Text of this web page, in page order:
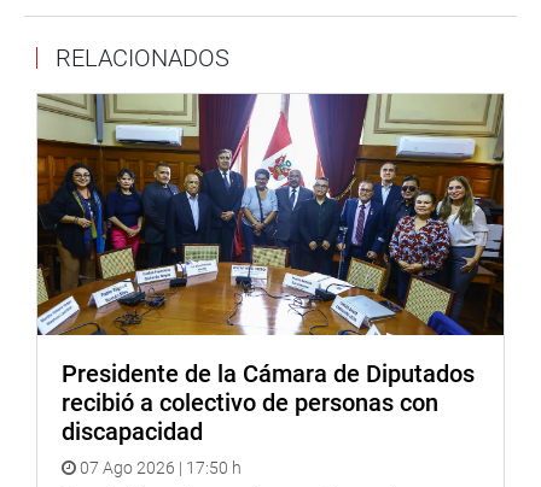
En ese sentido, Eduardo Salhuana (APP), presidente de la
Comisión de Transportes y Comunicaciones, sostuvo que
el PL 3599 rinde homenaje a los hombres del timón, de la
carga, “que con esfuerzo consiguen créditos, se
modernizan y brindan un servicio clave para el desarrollo
nacional”.
La propuesta legislativa fue exonerada del trámite de
segunda votación.
INSTITUCIONAL
RELACIONADOS
Presidente de la Cámara de Diputados
recibió a colectivo de personas con
discapacidad
07 Ago 2026 | 17:50 h